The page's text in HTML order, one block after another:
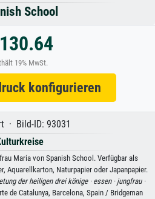
School
19% MwSt.
konfigurieren
· Bild-ID: 93031
Maria von Spanish School. Verfügbar als
Aquarellkarton, Naturpapier oder Japanpapier.
der heiligen drei könige · essen · jungfrau ·
de Catalunya, Barcelona, Spain / Bridgeman